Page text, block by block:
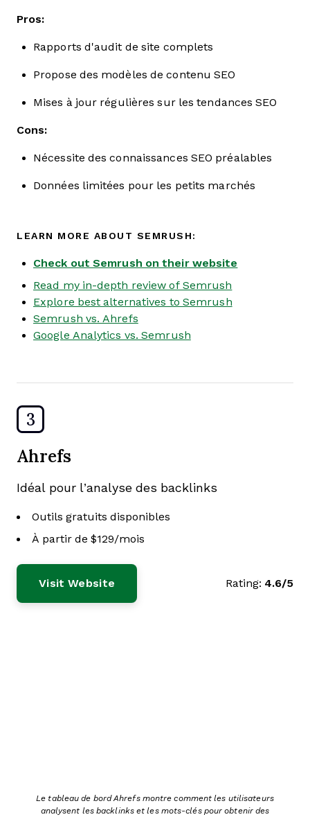
Pros:
Rapports d'audit de site complets
Propose des modèles de contenu SEO
Mises à jour régulières sur les tendances SEO
Cons:
Nécessite des connaissances SEO préalables
Données limitées pour les petits marchés
LEARN MORE ABOUT SEMRUSH:
Check out Semrush on their website
Read my in-depth review of Semrush
Explore best alternatives to Semrush
Semrush vs. Ahrefs
Google Analytics vs. Semrush
3
Ahrefs
Idéal pour l’analyse des backlinks
Outils gratuits disponibles
À partir de $129/mois
Visit Website Rating: 4.6/5
Le tableau de bord Ahrefs montre comment les utilisateurs
analysent les backlinks et les mots-clés pour obtenir des